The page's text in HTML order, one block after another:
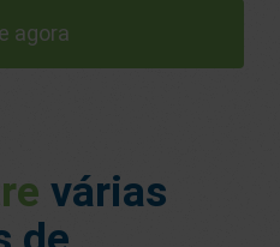
agora
várias